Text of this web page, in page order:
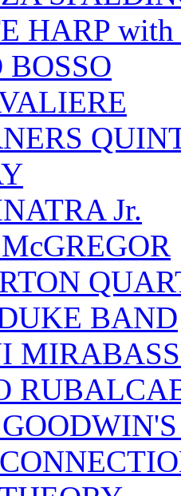
HARP
Jr.
BAND